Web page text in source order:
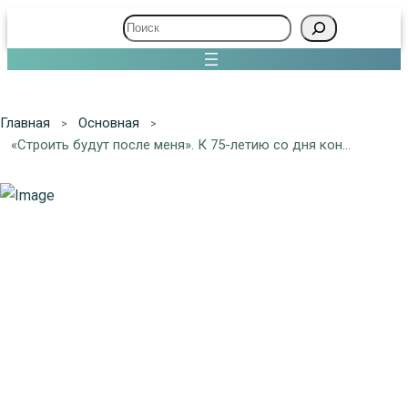
Поиск
Главная
Основная
«Строить будут после меня». К 75-летию со дня кончины Патриарха Сергия (Страгородского)